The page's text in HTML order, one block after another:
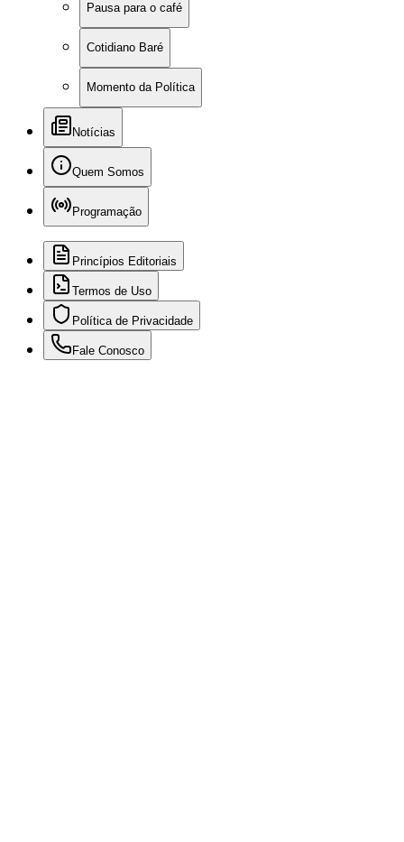
Pausa para o café
Cotidiano Baré
Momento da Política
Notícias
Quem Somos
Programação
Princípios Editoriais
Termos de Uso
Política de Privacidade
Fale Conosco